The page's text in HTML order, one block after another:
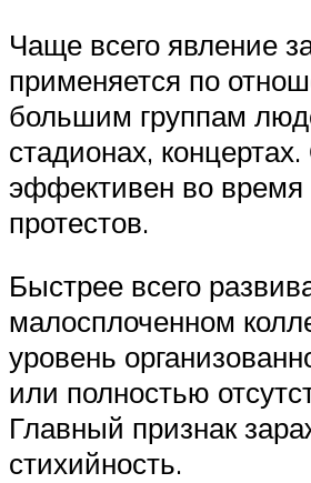
Чаще всего явление
применяется по
большим группам
стадионах,
эффективен во время
протестов.
Быстрее всего
малосплоченном
уровень
или полностью
Главный признак
стихийность.